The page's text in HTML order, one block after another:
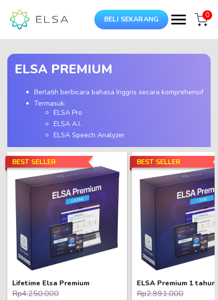
BELI SEKARANG 0
ELSA PREMIUM
Berlatih berbicara bahasa Inggris secara komprehensif
Termasuk:
ELSA Pro
ELSA A.I.
ELSA Speech Analyzer
BEST SELLER
Lifetime Elsa Premium
Rp4.250.000
BEST SELLER
ELSA Premium 1 tahun
Rp2.991.000